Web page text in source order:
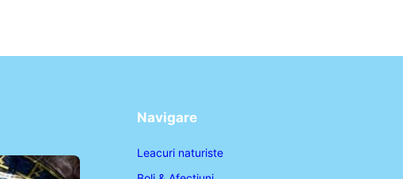
Navigare
Leacuri naturiste